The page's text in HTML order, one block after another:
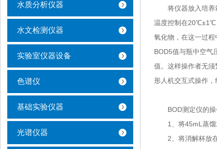
水质分析仪器
水文检测仪器
实验室仪器设备
色谱仪
基础实验仪器
光谱仪器
将仪器放入培养箱
温度控制在20℃±1℃
氧化物，在这一过
BOD5值与瓶中空气
值。这样操作者无
形人机交互式操作
BOD测定仪的操
1、将45mL蒸馏水
2、将消解杯放在